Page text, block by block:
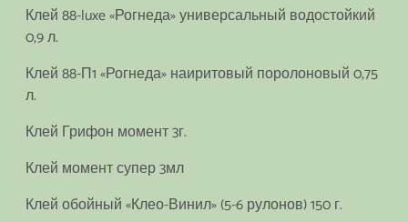
Клей 88-luxe «Рогнеда» универсальный водостойкий
0,9 л.
Клей 88-П1 «Рогнеда» наиритовый поролоновый 0,75
л.
Клей Грифон момент 3г.
Клей момент супер 3мл
Клей обойный «Клео-Винил» (5-6 рулонов) 150 г.